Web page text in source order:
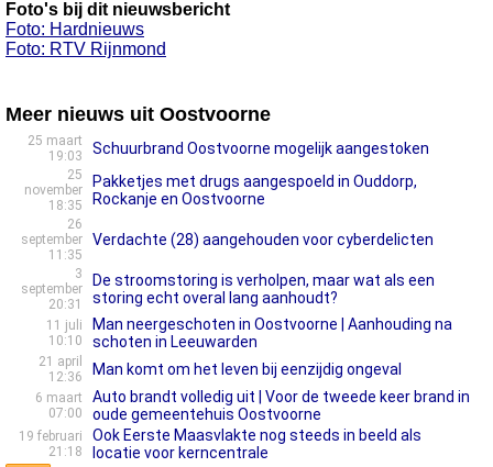
Foto's bij dit nieuwsbericht
Foto: Hardnieuws
Foto: RTV Rijnmond
Meer nieuws uit Oostvoorne
25 maart
19:03
Schuurbrand Oostvoorne mogelijk aangestoken
25
november
18:35
Pakketjes met drugs aangespoeld in Ouddorp,
Rockanje en Oostvoorne
26
september
11:35
Verdachte (28) aangehouden voor cyberdelicten
3
september
20:31
De stroomstoring is verholpen, maar wat als een
storing echt overal lang aanhoudt?
11 juli
10:10
Man neergeschoten in Oostvoorne | Aanhouding na
schoten in Leeuwarden
21 april
12:36
Man komt om het leven bij eenzijdig ongeval
6 maart
07:00
Auto brandt volledig uit | Voor de tweede keer brand in
oude gemeentehuis Oostvoorne
19 februari
21:18
Ook Eerste Maasvlakte nog steeds in beeld als
locatie voor kerncentrale